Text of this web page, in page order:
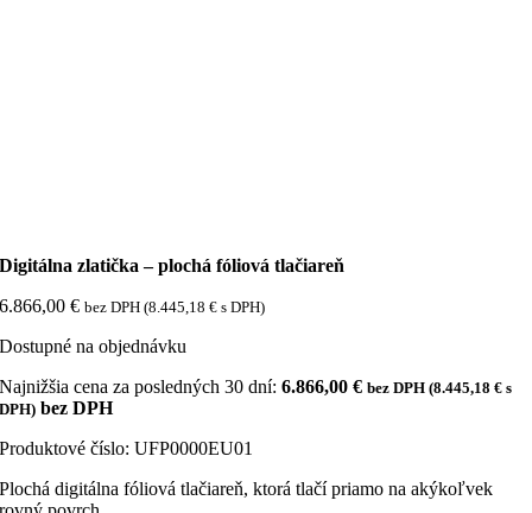
Digitálna zlatička – plochá fóliová tlačiareň
6.866,00€ bez DPH (8.445,18€ s DPH)
Dostupné na objednávku
Najnižšia cena za posledných 30 dní:6.866,00€ bez DPH (8.445,18€ s
DPH) bez DPH
Produktové číslo:UFP0000EU01
Plochá digitálna fóliová tlačiareň, ktorá tlačí priamo na akýkoľvek